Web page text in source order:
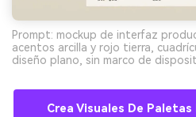
Prompt: mockup de interfaz
acentos arcilla y rojo tierra,
diseño plano, sin marco de
Crea Visuales De